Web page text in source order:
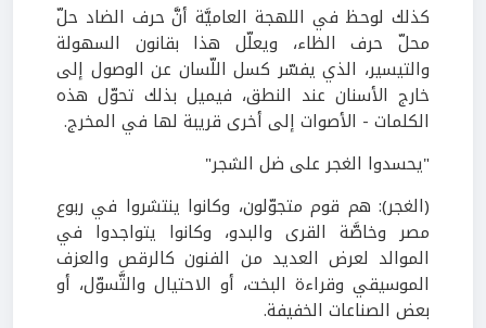
كذلك لوحظ في اللهجة العاميَّة أنَّ حرف الضاد حلّ
محلّ حرف الظاء، ويعلّل هذا بقانون السهولة
والتيسير، الذي يفسّر كسل اللّسان عن الوصول إلى
خارج الأسنان عند النطق، فيميل بذلك تحوّل هذه
الكلمات - الأصوات إلى أخرى قريبة لها في المخرج.
"يحسدوا الغجر على ضل الشجر"
(الغجر): هم قوم متجوّلون، وكانوا ينتشروا في ربوع
مصر وخاصَّة القرى والبدو، وكانوا يتواجدوا في
الموالد لعرض العديد من الفنون كالرقص والعزف
الموسيقي وقراءة البخت، أو الاحتيال والتَّسوّل، أو
بعض الصناعات الخفيفة.